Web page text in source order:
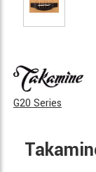
G20 Series